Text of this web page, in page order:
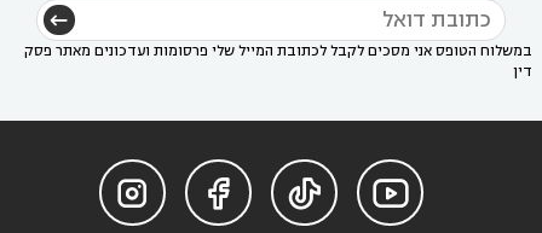
במשלוח הטופס אני מסכים לקבל לכתובת המייל שלי פרסומות ועדכונים מאתר פסק
דין



